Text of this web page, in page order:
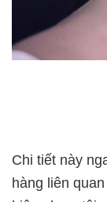
Chi tiết này
hàng liên